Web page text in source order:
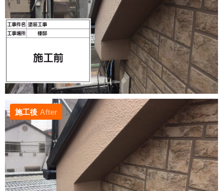
施工後 After